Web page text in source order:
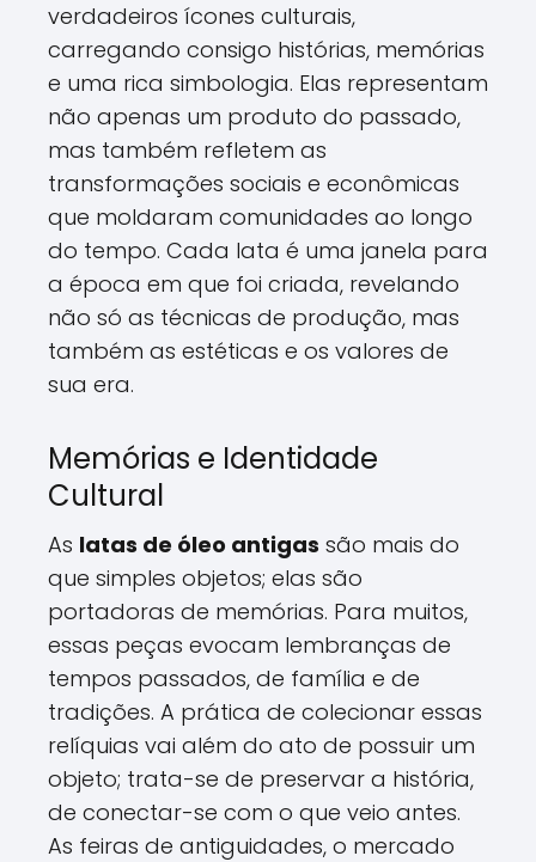
verdadeiros ícones culturais,
carregando consigo histórias, memórias
e uma rica simbologia. Elas representam
não apenas um produto do passado,
mas também refletem as
transformações sociais e econômicas
que moldaram comunidades ao longo
do tempo. Cada lata é uma janela para
a época em que foi criada, revelando
não só as técnicas de produção, mas
também as estéticas e os valores de
sua era.
Memórias e Identidade
Cultural
As latas de óleo antigas são mais do
que simples objetos; elas são
portadoras de memórias. Para muitos,
essas peças evocam lembranças de
tempos passados, de família e de
tradições. A prática de colecionar essas
relíquias vai além do ato de possuir um
objeto; trata-se de preservar a história,
de conectar-se com o que veio antes.
As feiras de antiguidades, o mercado